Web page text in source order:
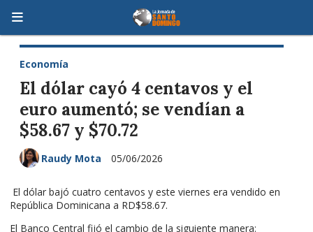
El dólar cayó 4 centavos y el
euro aumentó; se vendían a
$58.67 y $70.72
Economía
05/06/2026
Raudy Mota
El dólar bajó cuatro centavos y este viernes era vendido en
República Dominicana a RD$58.67.
El Banco Central fijó el cambio de la siguiente manera: